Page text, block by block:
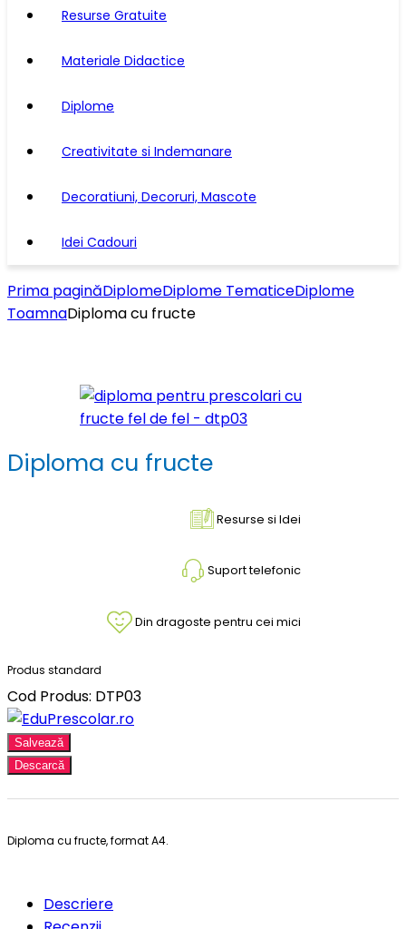
Resurse Gratuite
Materiale Didactice
Diplome
Creativitate si Indemanare
Decoratiuni, Decoruri, Mascote
Idei Cadouri
Prima paginăDiplomeDiplome TematiceDiplome
ToamnaDiploma cu fructe
Diploma cu fructe
Resurse si Idei
Suport telefonic
Din dragoste pentru cei mici
Produs standard
Cod Produs: DTP03
Salvează
Descarcă
Diploma cu fructe, format A4.
Descriere